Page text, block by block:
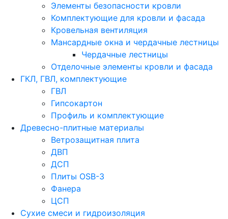
Элементы безопасности кровли
Комплектующие для кровли и фасада
Кровельная вентиляция
Мансардные окна и чердачные лестницы
Чердачные лестницы
Отделочные элементы кровли и фасада
ГКЛ, ГВЛ, комплектующие
ГВЛ
Гипсокартон
Профиль и комплектующие
Древесно-плитные материалы
Ветрозащитная плита
ДВП
ДСП
Плиты OSB-3
Фанера
ЦСП
Сухие смеси и гидроизоляция